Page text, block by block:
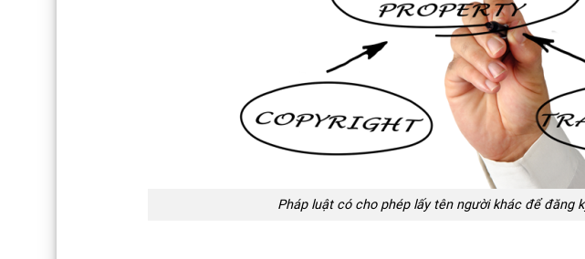
Pháp luật có cho phép lấy tên người khác để đăng